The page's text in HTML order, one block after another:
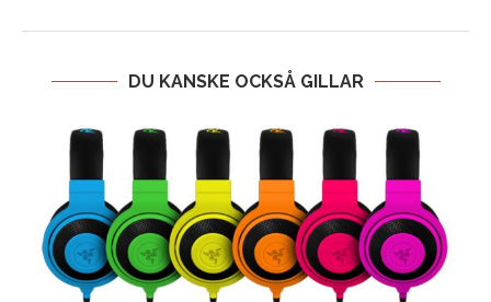
DU KANSKE OCKSÅ GILLAR